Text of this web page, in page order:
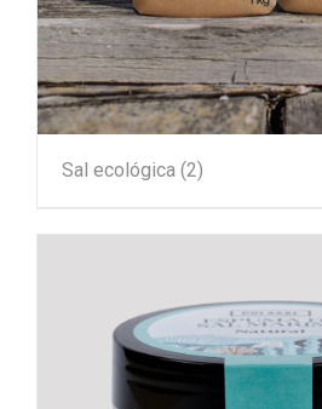
Sal ecológica (2)